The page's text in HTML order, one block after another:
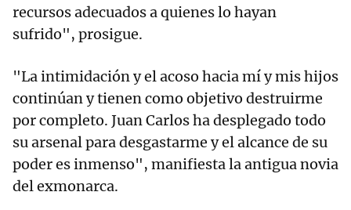
recursos adecuados a quienes lo hayan
sufrido", prosigue.
"La intimidación y el acoso hacia mí y mis hijos
continúan y tienen como objetivo destruirme
por completo. Juan Carlos ha desplegado todo
su arsenal para desgastarme y el alcance de su
poder es inmenso", manifiesta la antigua novia
del exmonarca.